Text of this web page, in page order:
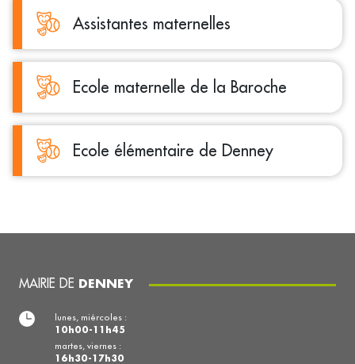
Assistantes maternelles
Ecole maternelle de la Baroche
Ecole élémentaire de Denney
MAIRIE DE DENNEY
lunes, miércoles :
10h00-11h45
martes, viernes :
16h30-17h30